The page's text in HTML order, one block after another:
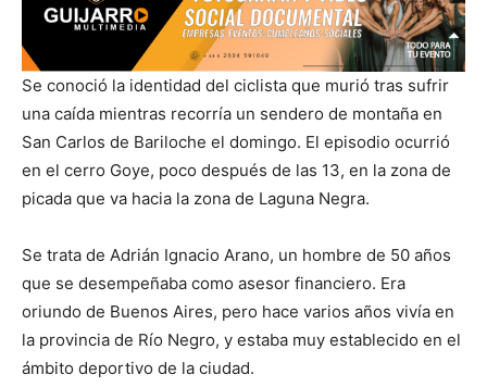
Se conoció la identidad del ciclista que murió tras sufrir
una caída mientras recorría un sendero de montaña en
San Carlos de Bariloche el domingo. El episodio ocurrió
en el cerro Goye, poco después de las 13, en la zona de
picada que va hacia la zona de Laguna Negra.
Se trata de Adrián Ignacio Arano, un hombre de 50 años
que se desempeñaba como asesor financiero. Era
oriundo de Buenos Aires, pero hace varios años vivía en
la provincia de Río Negro, y estaba muy establecido en el
ámbito deportivo de la ciudad.